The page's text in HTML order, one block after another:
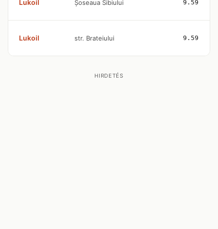
Lukoil Șoseaua Sibiului 9.59
Lukoil str. Brateiului 9.59
HIRDETÉS